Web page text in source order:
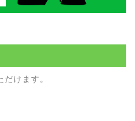
けます。